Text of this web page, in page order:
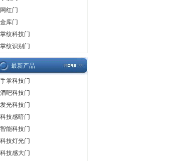
网红门
金库门
掌纹科技门
掌纹识别门
最新产品
手掌科技门
酒吧科技门
发光科技门
科技感暗门
智能科技门
科技灯光门
科技感大门